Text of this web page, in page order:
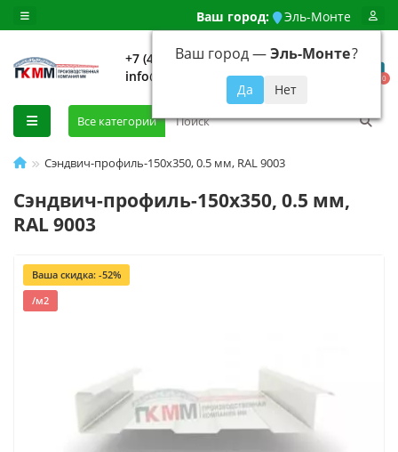
Ваш город: Эль-Монте
Ваш город —Эль-Монте?
+7 (499) 648-92-94
info@evroshtaketnikmoskva.ru
0
Все категории
Сэндвич-профиль-150х350, 0.5 мм, RAL 9003
Сэндвич-профиль-150х350, 0.5 мм,
RAL 9003
Ваша скидка: -52%
/м2